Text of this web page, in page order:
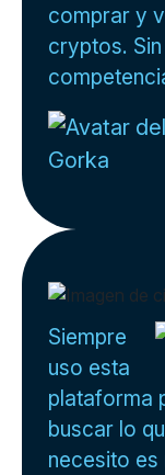
comprar y
cryptos. Sin
Gorka
Siempre
uso esta
plataforma
buscar lo
necesito es